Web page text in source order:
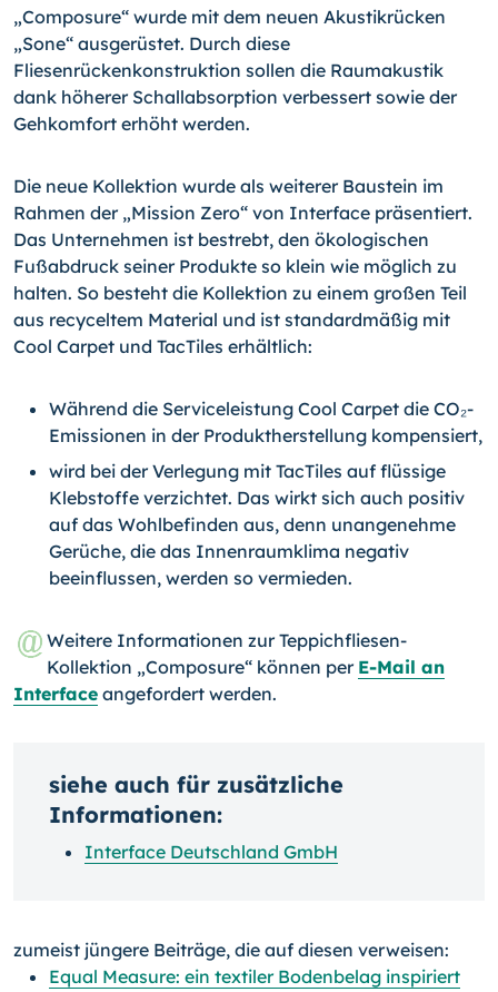
„Composure“ wurde mit dem neuen Akustikrücken
„Sone“ ausgerüstet. Durch diese
Fliesenrückenkonstruktion sollen die Raumakustik
dank höherer Schallabsorption ver­bessert sowie der
Gehkomfort erhöht werden.
Die neue Kollektion wurde als weiterer Baustein im
Rahmen der „Mission Zero“ von In­terface präsentiert.
Das Unternehmen ist bestrebt, den ökologischen
Fußabdruck sei­ner Produkte so klein wie möglich zu
halten. So besteht die Kollektion zu einem gro­ßen Teil
aus recyceltem Material und ist standardmäßig mit
Cool Carpet und TacTiles erhältlich:
Während die Serviceleistung Cool Carpet die CO₂-
Emissionen in der Produkther­stellung kompensiert,
wird bei der Verlegung mit TacTiles auf flüssige
Klebstoffe verzichtet. Das wirkt sich auch positiv
auf das Wohlbefinden aus, denn unangenehme
Gerüche, die das Innenraumklima negativ
beeinflussen, werden so vermieden.
Weitere Informationen zur Teppichfliesen-
Kollektion „Composure“ können per E-Mail an
Interface angefordert werden.
siehe auch für zusätzliche
Informationen:
Interface Deutschland GmbH
zumeist jüngere Beiträge, die auf diesen verweisen:
Equal Measure: ein textiler Bodenbelag inspiriert